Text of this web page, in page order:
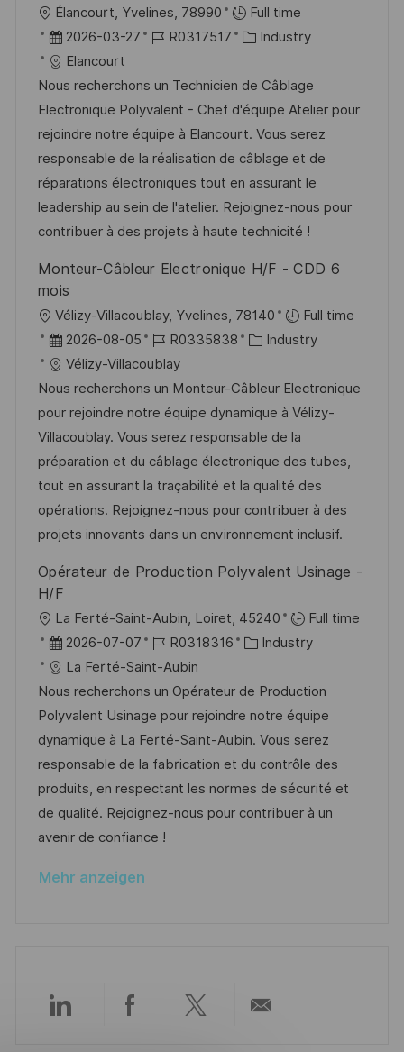
u
n
g
f
f
t
u
n
g
O
r
t
Élancourt, Yvelines, 78990
Full time
D
a
t
u
m
d
e
r
V
r
f
e
h
n
g
2026-03-27
J
b
-
I
D
R0317517
K
t
e
g
o
r
i
e
Industry
Elancourt
Nous recherchons un Technicien de Câblage
Electronique Polyvalent - Chef d'équipe Atelier pour
rejoindre notre équipe à Elancourt. Vous serez
responsable de la réalisation de câblage et de
réparations électroniques tout en assurant le
leadership au sein de l'atelier. Rejoignez-nous pour
contribuer à des projets à haute technicité !
Monteur-Câbleur Electronique H/F - CDD 6
mois
O
r
t
Vélizy-Villacoublay, Yvelines, 78140
Full time
D
a
t
u
m
d
e
r
V
r
f
e
l
n
2026-08-05
J
o
b
-
I
D
R0335838
K
t
e
g
o
r
i
e
Industry
Vélizy-Villacoublay
Nous recherchons un Monteur-Câbleur Electronique
pour rejoindre notre équipe dynamique à Vélizy-
Villacoublay. Vous serez responsable de la
préparation et du câblage électronique des tubes,
tout en assurant la traçabilité et la qualité des
opérations. Rejoignez-nous pour contribuer à des
projets innovants dans un environnement inclusif.
Opérateur de Production Polyvalent Usinage -
H/F
O
r
t
La Ferté-Saint-Aubin, Loiret, 45240
Full time
D
a
t
u
m
d
e
r
V
r
n
2026-07-07
J
o
b
-
I
D
R0318316
K
t
e
g
o
r
i
Industry
La Ferté-Saint-Aubin
Nous recherchons un Opérateur de Production
Polyvalent Usinage pour rejoindre notre équipe
dynamique à La Ferté-Saint-Aubin. Vous serez
responsable de la fabrication et du contrôle des
produits, en respectant les normes de sécurité et
de qualité. Rejoignez-nous pour contribuer à un
avenir de confiance !
Mehr anzeigen
Über
Über
Über